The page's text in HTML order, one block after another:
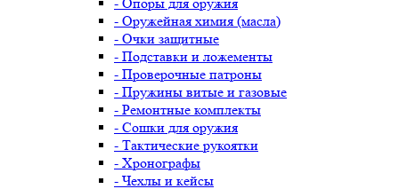
- Оружейная химия (масла)
- Очки защитные
- Подставки и ложементы
- Проверочные патроны
- Пружины витые и газовые
- Ремонтные комплекты
- Сошки для оружия
- Тактические рукоятки
- Хронографы
- Чехлы и кейсы